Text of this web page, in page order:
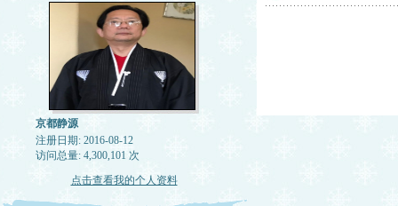
京都静源
注册日期: 2016-08-12
访问总量: 4,300,101 次
点击查看我的个人资料